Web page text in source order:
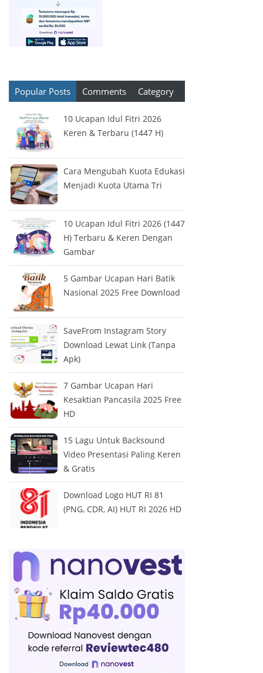
Popular Posts Comments Category
10 Ucapan Idul Fitri 2026
Keren & Terbaru (1447 H)
Cara Mengubah Kuota Edukasi
Menjadi Kuota Utama Tri
10 Ucapan Idul Fitri 2026 (1447
H) Terbaru & Keren Dengan
Gambar
5 Gambar Ucapan Hari Batik
Nasional 2025 Free Download
SaveFrom Instagram Story
Download Lewat Link (Tanpa
Apk)
7 Gambar Ucapan Hari
Kesaktian Pancasila 2025 Free
HD
15 Lagu Untuk Backsound
Video Presentasi Paling Keren
& Gratis
Download Logo HUT RI 81
(PNG, CDR, AI) HUT RI 2026 HD